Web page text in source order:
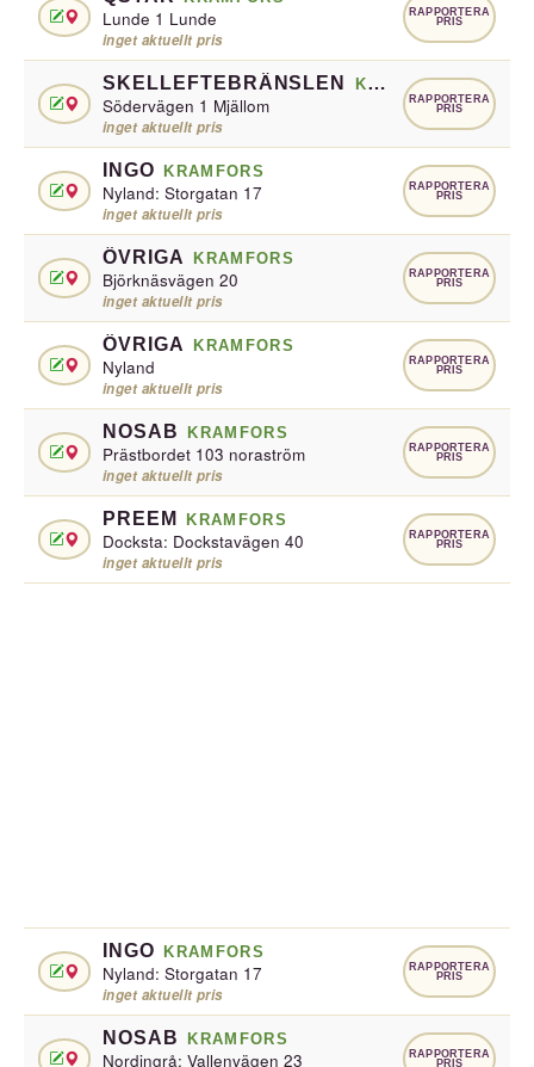
Lunde 1 Lunde
inget aktuellt pris
RAPPORTERA
PRIS
SKELLEFTEBRÄNSLEN KRAMFORS
Södervägen 1 Mjällom
inget aktuellt pris
RAPPORTERA
PRIS
INGO KRAMFORS
Nyland: Storgatan 17
inget aktuellt pris
RAPPORTERA
PRIS
ÖVRIGA KRAMFORS
Björknäsvägen 20
inget aktuellt pris
RAPPORTERA
PRIS
ÖVRIGA KRAMFORS
Nyland
inget aktuellt pris
RAPPORTERA
PRIS
NOSAB KRAMFORS
Prästbordet 103 noraström
inget aktuellt pris
RAPPORTERA
PRIS
PREEM KRAMFORS
Docksta: Dockstavägen 40
inget aktuellt pris
RAPPORTERA
PRIS
INGO KRAMFORS
Nyland: Storgatan 17
inget aktuellt pris
RAPPORTERA
PRIS
NOSAB KRAMFORS
Nordingrå: Vallenvägen 23
RAPPORTERA
PRIS